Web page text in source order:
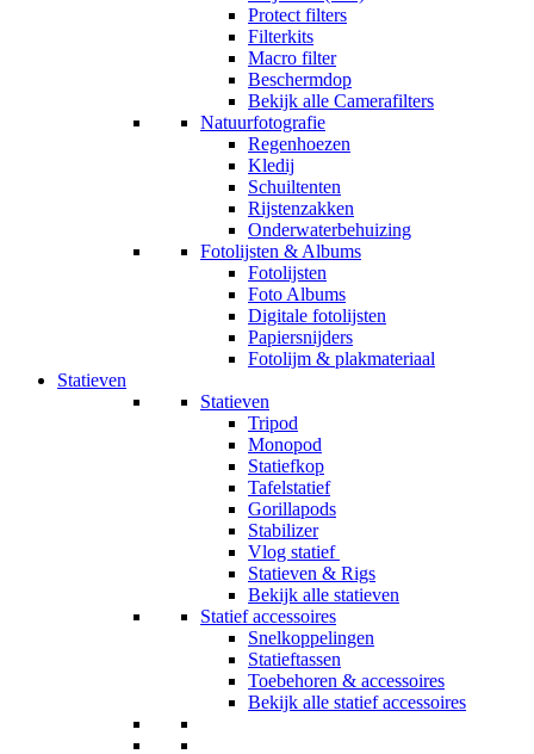
Protect filters
Filterkits
Macro filter
Beschermdop
Bekijk alle Camerafilters
Natuurfotografie
Regenhoezen
Kledij
Schuiltenten
Rijstenzakken
Onderwaterbehuizing
Fotolijsten & Albums
Fotolijsten
Foto Albums
Digitale fotolijsten
Papiersnijders
Fotolijm & plakmateriaal
Statieven
Statieven
Tripod
Monopod
Statiefkop
Tafelstatief
Gorillapods
Stabilizer
Vlog statief
Statieven & Rigs
Bekijk alle statieven
Statief accessoires
Snelkoppelingen
Statieftassen
Toebehoren & accessoires
Bekijk alle statief accessoires